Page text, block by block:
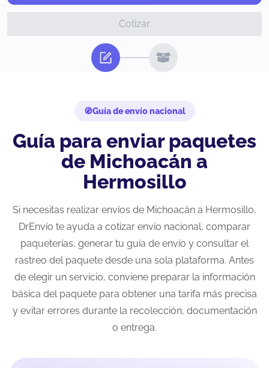
Cotizar
Guía de envío nacional
Guía para enviar paquetes
de Michoacán a
Hermosillo
Si necesitas realizar envíos de Michoacán a Hermosillo,
DrEnvío te ayuda a cotizar envío nacional, comparar
paqueterías, generar tu guía de envío y consultar el
rastreo del paquete desde una sola plataforma. Antes
de elegir un servicio, conviene preparar la información
básica del paquete para obtener una tarifa más precisa
y evitar errores durante la recolección, documentación
o entrega.